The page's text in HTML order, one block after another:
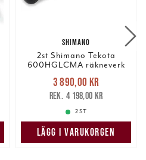
SHIMANO
2st Shimano Tekota
600HGLCMA räkneverk
Nuvarande pris
3 890,00 krTidigare pris
4 198,00 kr
3 890,00 kr
4 198,00 kr
2 ST
LÄGG I VARUKORGEN